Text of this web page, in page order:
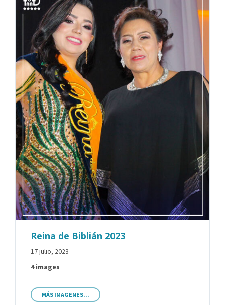
Reina de Biblián 2023
17 julio, 2023
4 images
MÁS IMAGENES...